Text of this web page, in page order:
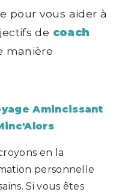
pour vous aider à
de coach
manière
Amincissant
en la
personnelle
Si vous êtes